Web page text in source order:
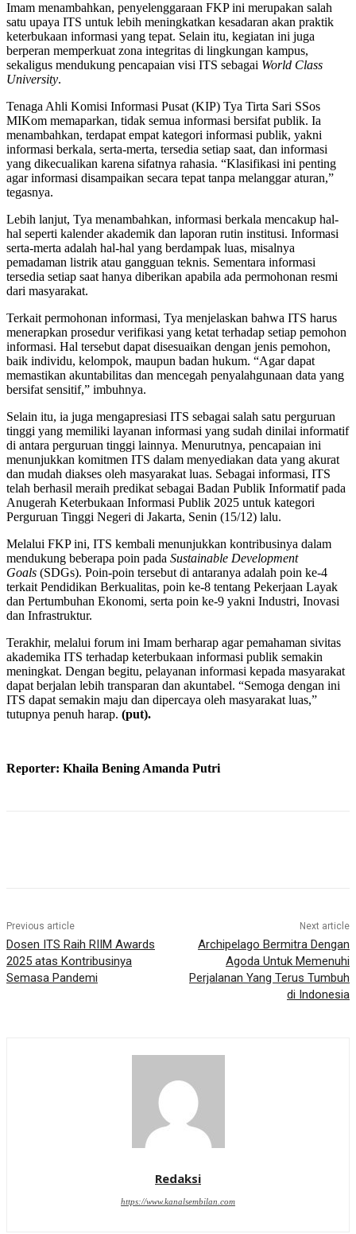
Imam menambahkan, penyelenggaraan FKP ini merupakan salah
satu upaya ITS untuk lebih meningkatkan kesadaran akan praktik
keterbukaan informasi yang tepat. Selain itu, kegiatan ini juga
berperan memperkuat zona integritas di lingkungan kampus,
sekaligus mendukung pencapaian visi ITS sebagai World Class
University.
Tenaga Ahli Komisi Informasi Pusat (KIP) Tya Tirta Sari SSos
MIKom memaparkan, tidak semua informasi bersifat publik. Ia
menambahkan, terdapat empat kategori informasi publik, yakni
informasi berkala, serta-merta, tersedia setiap saat, dan informasi
yang dikecualikan karena sifatnya rahasia. “Klasifikasi ini penting
agar informasi disampaikan secara tepat tanpa melanggar aturan,”
tegasnya.
Lebih lanjut, Tya menambahkan, informasi berkala mencakup hal-
hal seperti kalender akademik dan laporan rutin institusi. Informasi
serta-merta adalah hal-hal yang berdampak luas, misalnya
pemadaman listrik atau gangguan teknis. Sementara informasi
tersedia setiap saat hanya diberikan apabila ada permohonan resmi
dari masyarakat.
Terkait permohonan informasi, Tya menjelaskan bahwa ITS harus
menerapkan prosedur verifikasi yang ketat terhadap setiap pemohon
informasi. Hal tersebut dapat disesuaikan dengan jenis pemohon,
baik individu, kelompok, maupun badan hukum. “Agar dapat
memastikan akuntabilitas dan mencegah penyalahgunaan data yang
bersifat sensitif,” imbuhnya.
Selain itu, ia juga mengapresiasi ITS sebagai salah satu perguruan
tinggi yang memiliki layanan informasi yang sudah dinilai informatif
di antara perguruan tinggi lainnya. Menurutnya, pencapaian ini
menunjukkan komitmen ITS dalam menyediakan data yang akurat
dan mudah diakses oleh masyarakat luas. Sebagai informasi, ITS
telah berhasil meraih predikat sebagai Badan Publik Informatif pada
Anugerah Keterbukaan Informasi Publik 2025 untuk kategori
Perguruan Tinggi Negeri di Jakarta, Senin (15/12) lalu.
Melalui FKP ini, ITS kembali menunjukkan kontribusinya dalam
mendukung beberapa poin pada Sustainable Development
Goals (SDGs). Poin-poin tersebut di antaranya adalah poin ke-4
terkait Pendidikan Berkualitas, poin ke-8 tentang Pekerjaan Layak
dan Pertumbuhan Ekonomi, serta poin ke-9 yakni Industri, Inovasi
dan Infrastruktur.
Terakhir, melalui forum ini Imam berharap agar pemahaman sivitas
akademika ITS terhadap keterbukaan informasi publik semakin
meningkat. Dengan begitu, pelayanan informasi kepada masyarakat
dapat berjalan lebih transparan dan akuntabel. “Semoga dengan ini
ITS dapat semakin maju dan dipercaya oleh masyarakat luas,”
tutupnya penuh harap. (put).
Reporter: Khaila Bening Amanda Putri
Previous article
Dosen ITS Raih RIIM Awards
2025 atas Kontribusinya
Semasa Pandemi
Next article
Archipelago Bermitra Dengan
Agoda Untuk Memenuhi
Perjalanan Yang Terus Tumbuh
di Indonesia
Redaksi
https://www.kanalsembilan.com